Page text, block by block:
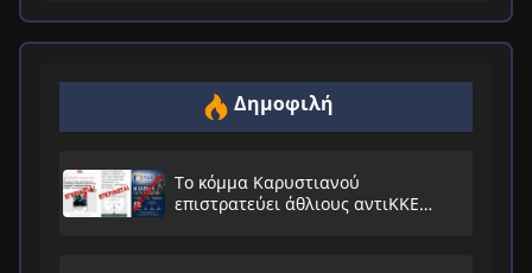
Δημοφιλή
Το κόμμα Καρυστιανού
επιστρατεύει άθλιους αντιΚΚΕ